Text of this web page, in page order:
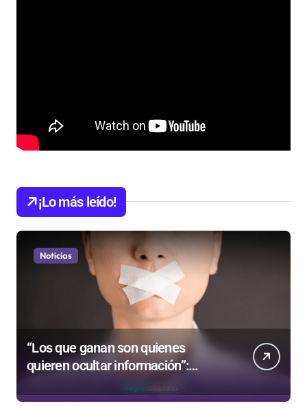
¡Lo más leído!
Noticias
“Los que ganan son quienes
quieren ocultar información”:
Colegio de Periodistas cuestiona la
“Ley Mordaza 2.0”